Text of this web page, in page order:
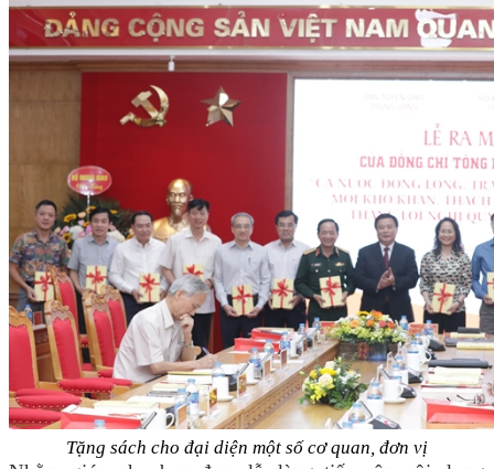
Tặng sách cho đại diện một số cơ quan, đơn vị